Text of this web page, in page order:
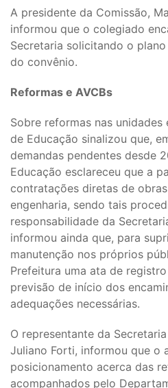
A presidente da Comissão,
informou que o colegiado
Secretaria solicitando o
do convênio.
Reformas e AVCBs
Sobre reformas nas unidades
de Educação sinalizou que,
demandas pendentes desde
Educação esclareceu que a
contratações diretas de
engenharia, sendo tais
responsabilidade da
informou ainda que, para
manutenção nos próprios
Prefeitura uma ata de
previsão de início dos
adequações necessárias.
O representante da
Juliano Forti, informou que o
posicionamento acerca das
acompanhados pelo